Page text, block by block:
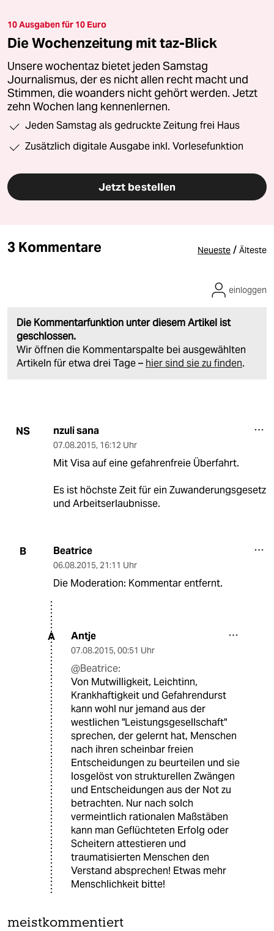
10 Ausgaben für 10 Euro
Die Wochenzeitung mit taz-Blick
Unsere wochentaz bietet jeden Samstag
Journalismus, der es nicht allen recht macht und
Stimmen, die woanders nicht gehört werden. Jetzt
zehn Wochen lang kennenlernen.
Jeden Samstag als gedruckte Zeitung frei Haus
Zusätzlich digitale Ausgabe inkl. Vorlesefunktion
Jetzt bestellen
3 Kommentare Neueste / Älteste
Die Kommentarfunktion unter diesem Artikel ist
geschlossen.
Wir öffnen die Kommentarspalte bei ausgewählten
Artikeln für etwa drei Tage – hier sind sie zu finden.
einloggen
NS nzuli sana
07.08.2015, 16:12 Uhr
Mit Visa auf eine gefahrenfreie Überfahrt.
Es ist höchste Zeit für ein Zuwanderungsgesetz
und Arbeitserlaubnisse.
B Beatrice
06.08.2015, 21:11 Uhr
Die Moderation: Kommentar entfernt.
A Antje
07.08.2015, 00:51 Uhr
@Beatrice:
Von Mutwilligkeit, Leichtinn,
Krankhaftigkeit und Gefahrendurst
kann wohl nur jemand aus der
westlichen "Leistungsgesellschaft"
sprechen, der gelernt hat, Menschen
nach ihren scheinbar freien
Entscheidungen zu beurteilen und sie
losgelöst von strukturellen Zwängen
und Entscheidungen aus der Not zu
betrachten. Nur nach solch
vermeintlich rationalen Maßstäben
kann man Geflüchteten Erfolg oder
Scheitern attestieren und
traumatisierten Menschen den
Verstand absprechen! Etwas mehr
Menschlichkeit bitte!
meistkommentiert